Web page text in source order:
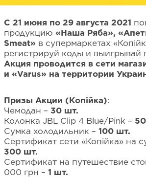
С 21 июня по 29 августа 2021
продукцию «Наша Ряба»,
Smeat» в супермаркетах
регистрируй коды и выигрывай
Акция проводится в сети
и «Varus» на территории
Призы Акции (Копійка):
Чемодан – 30 шт.
Колонка JBL Clip 4 Blue/Pink –
Сумка холодильник – 100 шт.
Сертификат сети «Копійка» на
300 шт.
Сертификат на путешествие
000 грн – 1 шт.